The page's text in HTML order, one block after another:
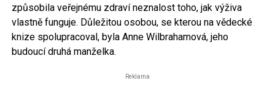
způsobila veřejnému zdraví neznalost toho, jak výživa
vlastně funguje. Důležitou osobou, se kterou na vědecké
knize spolupracoval, byla Anne Wilbrahamová, jeho
budoucí druhá manželka.
Reklama